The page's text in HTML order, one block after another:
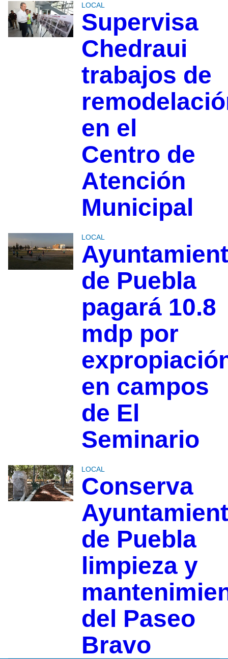
LOCAL
Supervisa
Chedraui
trabajos de
en el
Centro de
Atención
Municipal
LOCAL
de Puebla
pagará 10.8
mdp por
en campos
de El
Seminario
LOCAL
Conserva
de Puebla
limpieza y
del Paseo
Bravo